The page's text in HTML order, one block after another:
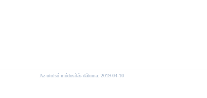
Az utolsó módosítás dátuma: 2019-04-10